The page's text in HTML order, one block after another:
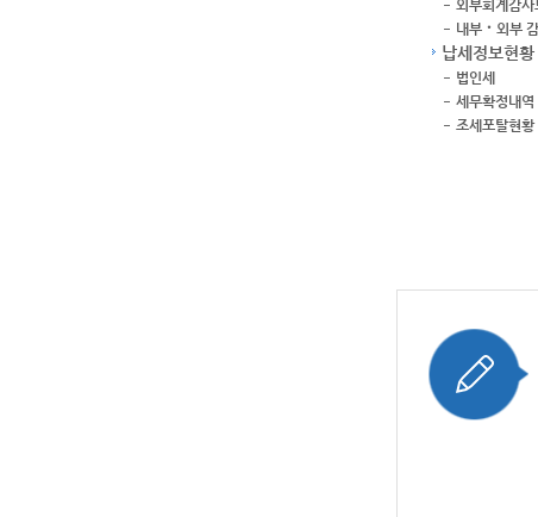
외부회계감사
내부‧외부
납세정보현황
법인세
세무확정내역
조세포탈현황